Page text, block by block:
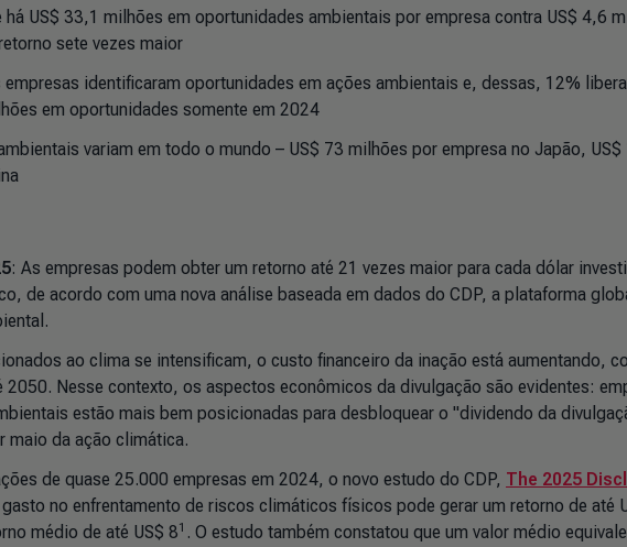
há US$ 33,1 milhões em oportunidades ambientais por empresa contra US$ 4,6
sete vezes maior
identificaram oportunidades em ações ambientais e, dessas, 12%
em oportunidades somente em 2024
variam em todo o mundo – US$ 73 milhões por empresa no Japão,
: As empresas podem obter um retorno até 21 vezes maior para cada dólar
de acordo com uma nova análise baseada em dados do CDP, a plataforma
ao clima se intensificam, o custo financeiro da inação está aumentando,
2050. Nesse contexto, os aspectos econômicos da divulgação são evidentes:
estão mais bem posicionadas para desbloquear o "dividendo da
maio da ação climática.
de quase 25.000 empresas em 2024, o novo estudo do CDP, The 2025
gasto no enfrentamento de riscos climáticos físicos pode gerar um retorno de até
médio de até US$ 81 . O estudo também constatou que um valor médio